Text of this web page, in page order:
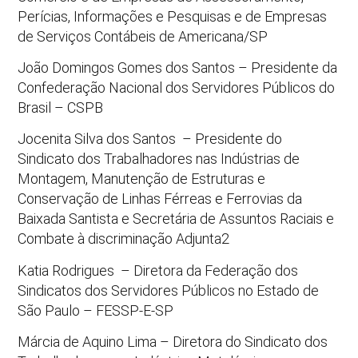
Perícias, Informações e Pesquisas e de Empresas
de Serviços Contábeis de Americana/SP
João Domingos Gomes dos Santos – Presidente da
Confederação Nacional dos Servidores Públicos do
Brasil – CSPB
Jocenita Silva dos Santos – Presidente do
Sindicato dos Trabalhadores nas Indústrias de
Montagem, Manutenção de Estruturas e
Conservação de Linhas Férreas e Ferrovias da
Baixada Santista e Secretária de Assuntos Raciais e
Combate à discriminação Adjunta2
Katia Rodrigues – Diretora da Federação dos
Sindicatos dos Servidores Públicos no Estado de
São Paulo – FESSP-E-SP
Márcia de Aquino Lima – Diretora do Sindicato dos